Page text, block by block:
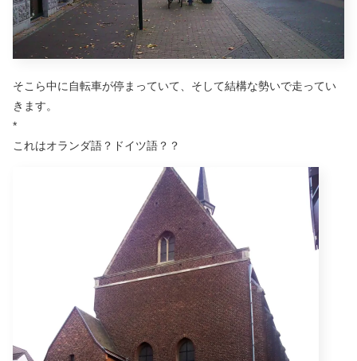
そこら中に自転車が停まっていて、そして結構な勢いで走ってい
きます。
*
これはオランダ語？ドイツ語？？